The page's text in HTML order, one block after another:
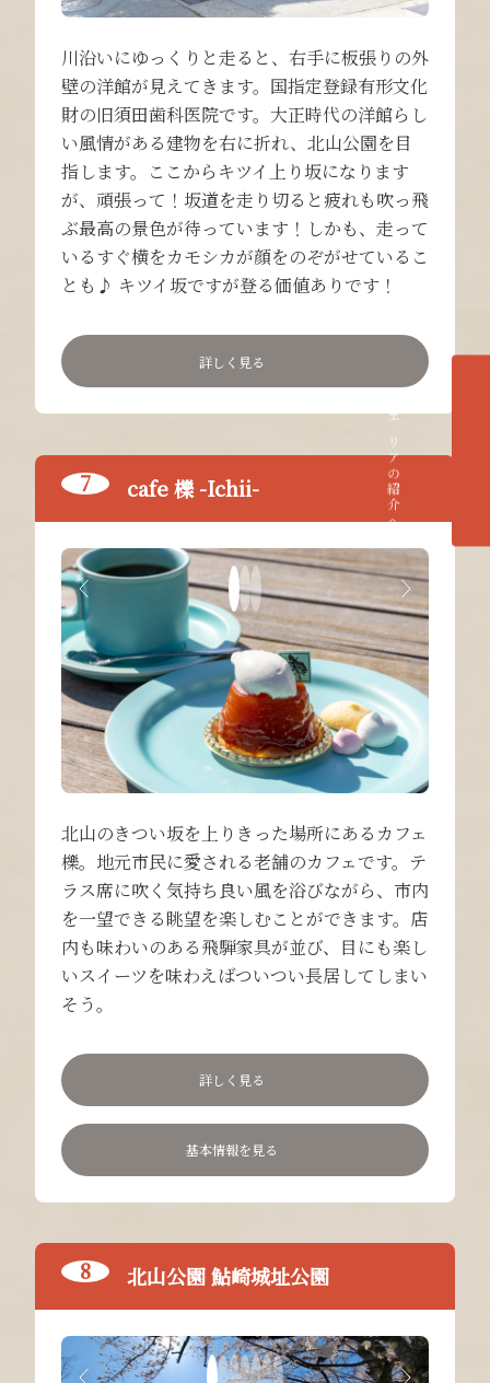
川沿いにゆっくりと走ると、右手に板張りの外
壁の洋館が見えてきます。国指定登録有形文化
財の旧須田歯科医院です。大正時代の洋館らし
い風情がある建物を右に折れ、北山公園を目
指します。ここからキツイ上り坂になります
が、頑張って！坂道を走り切ると疲れも吹っ飛
ぶ最高の景色が待っています！しかも、走って
いるすぐ横をカモシカが顔をのぞがせているこ
とも♪ キツイ坂ですが登る価値ありです！
詳しく見る
cafe 櫟 -Ichii-
北山のきつい坂を上りきった場所にあるカフェ
櫟。地元市民に愛される老舗のカフェです。テ
ラス席に吹く気持ち良い風を浴びながら、市内
を一望できる眺望を楽しむことができます。店
内も味わいのある飛騨家具が並び、目にも楽し
いスイーツを味わえばついつい長居してしまい
そう。
詳しく見る
基本情報を見る
北山公園 鮎崎城址公園
各エリアの紹介へ